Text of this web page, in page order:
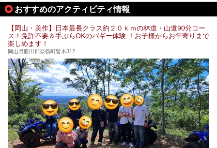
おすすめのアクティビティ情報
【岡山・美作】日本最長クラス約２０ｋｍの林道・山道90分コー
ス！免許不要＆手ぶらOKのバギー体験 ！お子様からお年寄りまで
楽しめます！
岡山県勝田郡奈義町皆木312